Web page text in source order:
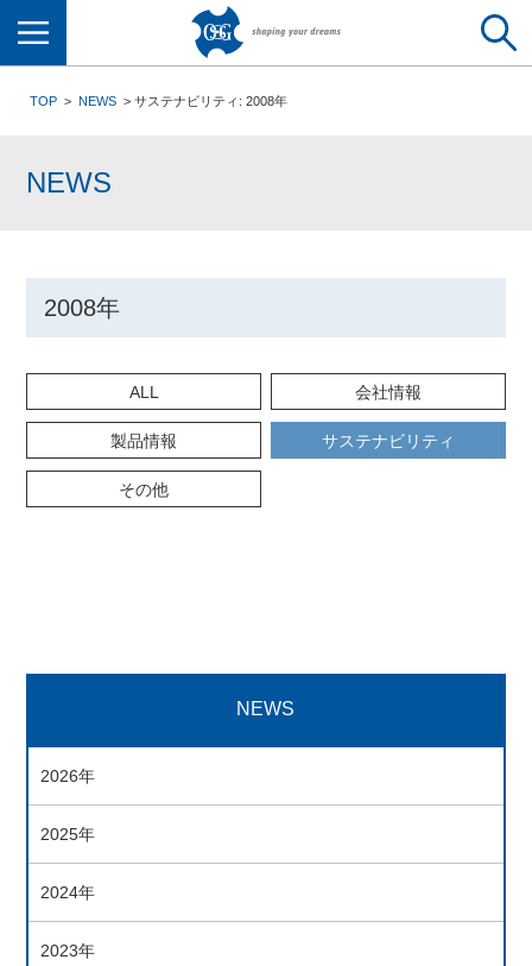
TOP NEWS サステナビリティ: 2008年
NEWS
2008年
ALL 会社情報
製品情報 サステナビリティ
その他
NEWS
2026年
2025年
2024年
2023年